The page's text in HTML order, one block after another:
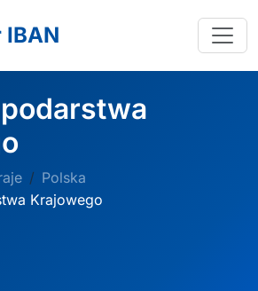
Polska
Krajowego